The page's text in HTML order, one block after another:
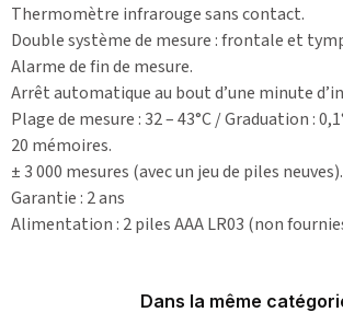
Thermomètre infrarouge sans contact.
Double système de mesure : frontale et
Alarme de fin de mesure.
Arrêt automatique au bout d’une minute
Plage de mesure : 32 – 43°C / Graduation :
20 mémoires.
± 3 000 mesures (avec un jeu de piles neuves).
Garantie : 2 ans
Alimentation : 2 piles AAA LR03 (non
Dans la même